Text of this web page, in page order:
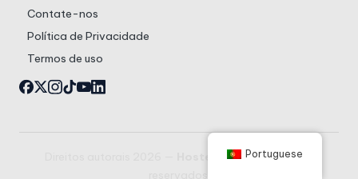
Contate-nos
Política de Privacidade
Termos de uso
. Todos os direitos
Portuguese